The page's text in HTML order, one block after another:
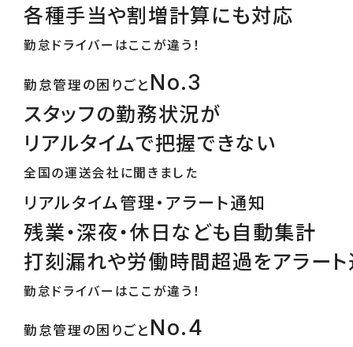
各種手当や割増計算にも対応
勤怠ドライバーはここが違う！
勤怠管理の困りごと No.3
スタッフの勤務状況が
リアルタイムで把握できない
全国の運送会社に聞きました
リアルタイム管理・アラート通知
残業・深夜・休日なども自動集計
打刻漏れや労働時間超過をアラー
勤怠ドライバーはここが違う！
勤怠管理の困りごと No.4